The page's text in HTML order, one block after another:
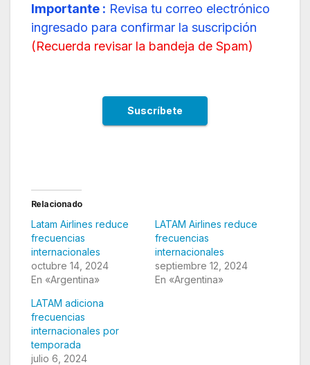
Importante : Revisa tu correo electrónico
ingresado para confirmar la suscripción
(Recuerda revisar la bandeja de Spam)
Relacionado
Latam Airlines reduce
frecuencias
internacionales
octubre 14, 2024
En «Argentina»
LATAM Airlines reduce
frecuencias
internacionales
septiembre 12, 2024
En «Argentina»
LATAM adiciona
frecuencias
internacionales por
temporada
julio 6, 2024